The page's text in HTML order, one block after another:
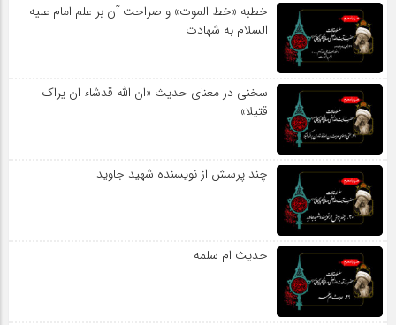
خطبه «خط الموت» و صراحت آن بر علم امام علیه
السلام به شهادت
سخنی در معنای حدیث «ان الله قدشاء ان یراک
قتیلا»
چند پرسش از نویسنده شهید جاوید
حدیث ام سلمه